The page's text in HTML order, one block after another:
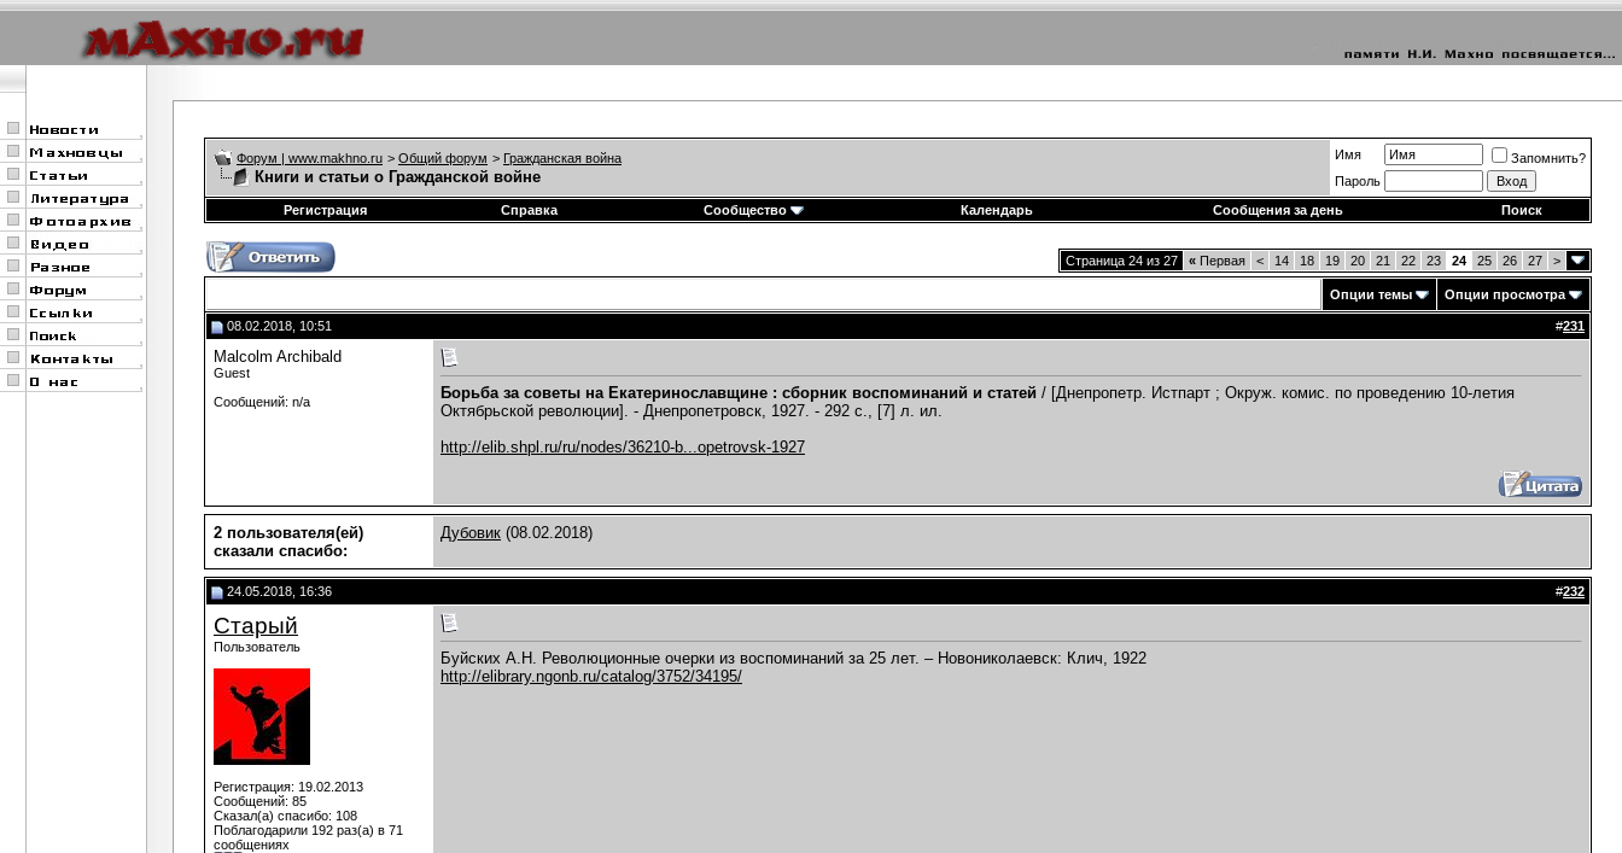
Форум | www.makhno.ru > Общий форум > Гражданская война
Книги и статьи о Гражданской войне
Имя
Запомнить?
Пароль
Регистрация
Справка Сообщество Календарь Сообщения за день Поиск
Страница 24 из 27 « Первая < 14 18 19 20 21 22 23 24 25 26 27 >
Опции темы Опции просмотра
08.02.2018, 10:51 #231
Malcolm Archibald
Guest
Сообщений: n/a
Борьба за советы на Екатеринославщине : сборник воспоминаний и статей / [Днепропетр. Истпарт ; Окруж. комис. по проведению 10-летия
Октябрьской революции]. - Днепропетровск, 1927. - 292 с., [7] л. ил.
http://elib.shpl.ru/ru/nodes/36210-b...opetrovsk-1927
2 пользователя(ей)
сказали cпасибо:
Дубовик (08.02.2018)
24.05.2018, 16:36 #232
Старый
Пользователь
Регистрация: 19.02.2013
Сообщений: 85
Сказал(а) спасибо: 108
Поблагодарили 192 раз(а) в 71
сообщениях
Буйских А.Н. Революционные очерки из воспоминаний за 25 лет. – Новониколаевск: Клич, 1922
http://elibrary.ngonb.ru/catalog/3752/34195/